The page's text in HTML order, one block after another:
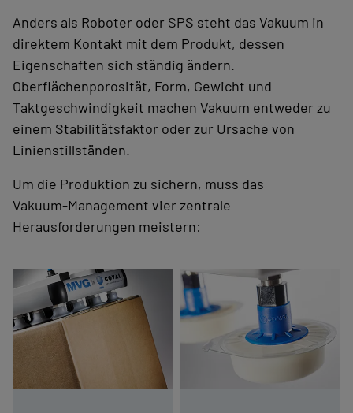
Anders als Roboter oder SPS steht das Vakuum in
direktem Kontakt mit dem Produkt, dessen
Eigenschaften sich ständig ändern.
Oberflächenporosität, Form, Gewicht und
Taktgeschwindigkeit machen Vakuum entweder zu
einem Stabilitätsfaktor oder zur Ursache von
Linienstillständen.
Um die Produktion zu sichern, muss das
Vakuum‑Management vier zentrale
Herausforderungen meistern:
Speziell ausgelegte
Sauggreifer und
Vakuumpumpen
beherrschen
Leckagen und
Kompakte,
prozessnahe
Vakuumlösungen
verringern das zu
evakuierende